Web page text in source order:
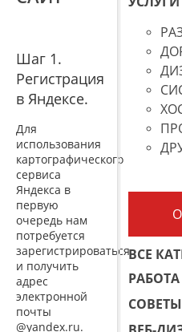
Шаг 1.
Регистрация
в Яндексе.
Для
использования
картографического
сервиса
Яндекса в
первую
очередь нам
потребуется
зарегистрироваться
и получить
адрес
электронной
почты
@yandex.ru.
ВСЕ
СОВЕТЫ